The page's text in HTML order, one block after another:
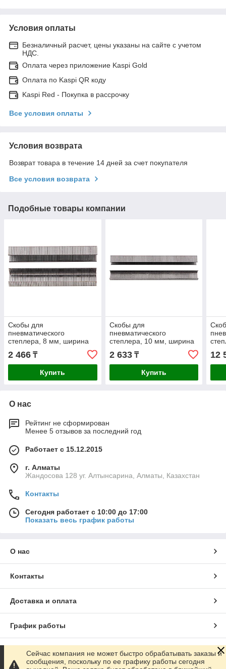
Условия оплаты
Безналичный расчет, цены указаны на сайте с учетом
НДС.
Оплата через приложение Kaspi Gold
Оплата по Kaspi QR коду
Kaspi Red - Покупка в рассрочку
Все условия оплаты
Условия возврата
Возврат товара в течение 14 дней за счет покупателя
Все условия возврата
Подобные товары компании
Скобы для
пневматического
степлера, 8 мм, ширина
1.2 мм, толщина 0.6 мм,
ширина скобы 11.2 мм,
5000 шт Matrix
2 466 ₸
Купить
Скобы для
пневматического
степлера, 10 мм, ширина
1.2 мм, толщина 0.6 мм,
ширина скобы 11.2 мм,
5000 шт Matrix
2 633₸
Купить
5,7
12
О нас
Рейтинг не сформирован
Менее 5 отзывов за последний год
Работает с 15.12.2015
г. Алматы
Жандосова 128 уг. Алтынсарина, Алматы, Казахстан
Контакты
Сегодня работает с 10:00 до 17:00
Показать весь график работы
О нас
Контакты
Доставка и оплата
График работы
Полная версия сайта
Сейчас компания не может быстро обрабатывать заказы и
сообщения, поскольку по ее графику работы сегодня